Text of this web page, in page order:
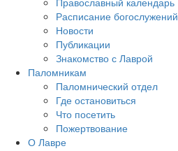
Расписание богослужений
Новости
Публикации
Знакомство с Лаврой
Паломникам
Паломнический отдел
Где остановиться
Что посетить
Пожертвование
О Лавре